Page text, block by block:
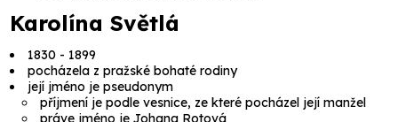
Karolína Světlá
1830 - 1899
pocházela z pražské bohaté rodiny
její jméno je pseudonym
příjmení je podle vesnice, ze které pocházel její manžel
práve jméno je Johana Rotová